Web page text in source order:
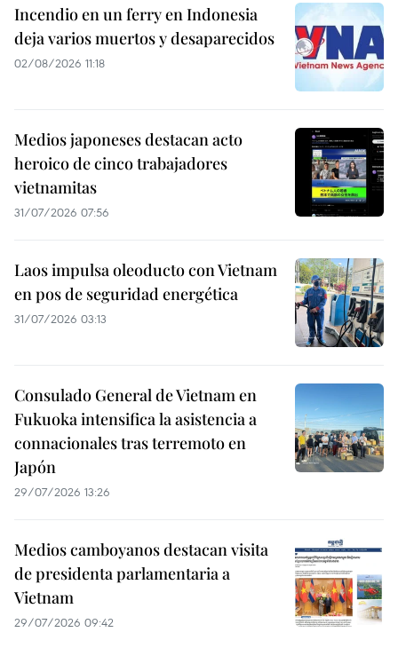
Incendio en un ferry en Indonesia
deja varios muertos y desaparecidos
02/08/2026 11:18
Medios japoneses destacan acto
heroico de cinco trabajadores
vietnamitas
31/07/2026 07:56
Laos impulsa oleoducto con Vietnam
en pos de seguridad energética
31/07/2026 03:13
Consulado General de Vietnam en
Fukuoka intensifica la asistencia a
connacionales tras terremoto en
Japón
29/07/2026 13:26
Medios camboyanos destacan visita
de presidenta parlamentaria a
Vietnam
29/07/2026 09:42